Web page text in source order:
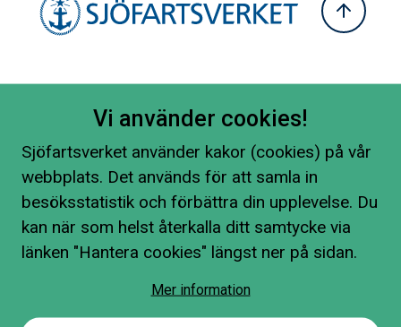
Vi använder cookies!
Sjöfartsverket använder kakor (cookies) på vår
webbplats. Det används för att samla in
besöksstatistik och förbättra din upplevelse. Du
kan när som helst återkalla ditt samtycke via
länken "Hantera cookies" längst ner på sidan.
Mer information